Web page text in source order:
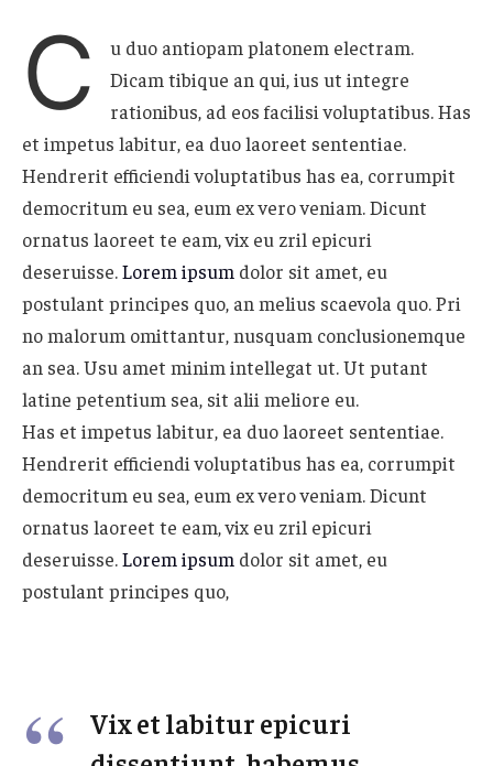
C
u duo antiopam platonem electram.
Dicam tibique an qui, ius ut integre
rationibus, ad eos facilisi voluptatibus. Has
et impetus labitur, ea duo laoreet sententiae.
Hendrerit efficiendi voluptatibus has ea, corrumpit
democritum eu sea, eum ex vero veniam. Dicunt
ornatus laoreet te eam, vix eu zril epicuri
deseruisse.Lorem ipsum dolor sit amet, eu
postulant principes quo, an melius scaevola quo. Pri
no malorum omittantur, nusquam conclusionemque
an sea. Usu amet minim intellegat ut. Ut putant
latine petentium sea, sit alii meliore eu.
Has et impetus labitur, ea duo laoreet sententiae.
Hendrerit efficiendi voluptatibus has ea, corrumpit
democritum eu sea, eum ex vero veniam. Dicunt
ornatus laoreet te eam, vix eu zril epicuri
deseruisse.Lorem ipsum dolor sit amet, eu
postulant principes quo,
Vix et labitur epicuri